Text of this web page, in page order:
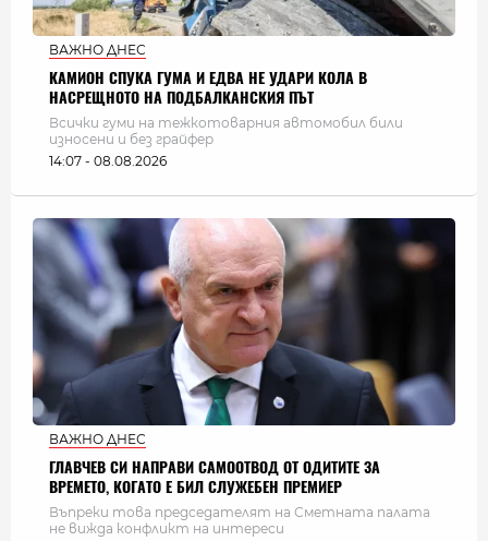
ВАЖНО ДНЕС
КАМИОН СПУКА ГУМА И ЕДВА НЕ УДАРИ КОЛА В
НАСРЕЩНОТО НА ПОДБАЛКАНСКИЯ ПЪТ
Всички гуми на тежкотоварния автомобил били
износени и без грайфер
14:07 - 08.08.2026
ВАЖНО ДНЕС
ГЛАВЧЕВ СИ НАПРАВИ САМООТВОД ОТ ОДИТИТЕ ЗА
ВРЕМЕТО, КОГАТО Е БИЛ СЛУЖЕБЕН ПРЕМИЕР
Въпреки това председателят на Сметната палата
не вижда конфликт на интереси